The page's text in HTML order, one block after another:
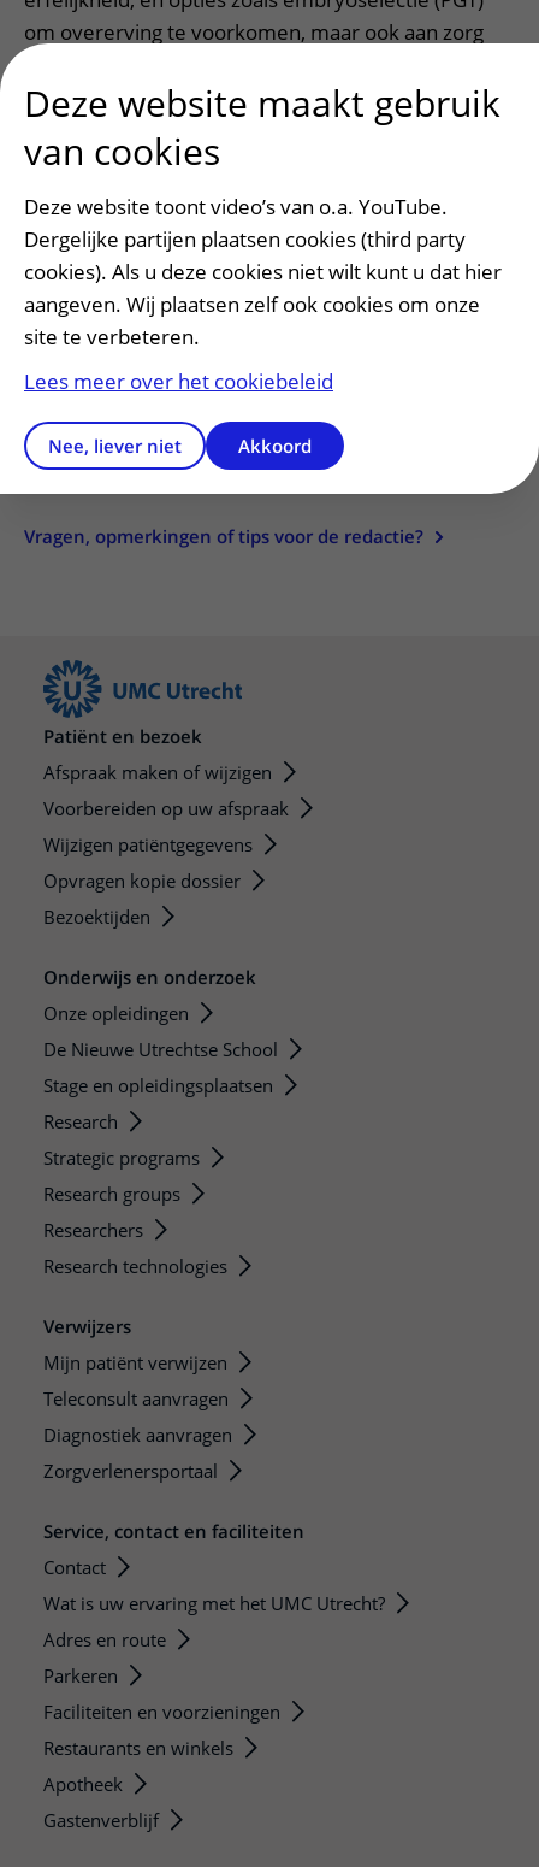
om overerving te voorkomen, maar ook aan zorg
thema's die Margriet specifiek onderzocht bij
patiënten met cystenieren (ADPKD). Het tijdig en
persoonlijk informeren door expertiseteams op dit
gebied, waarin nefrologen, gynaecologen, klinisch
genetici en kindernefrologen samenwerken, helpt
patiënten en hun partners om weloverwogen
beslissingen te nemen
Het expertisecentrum voor erfelijke een
aangeboren nier- en urinewegaandoeningen
nierziekte en hun partners de best mogelijke
begeleiding te bieden bij hun kinderwens.
Vragen, opmerkingen of tips voor de redactie?
Patiënt en bezoek
Afspraak maken of wijzigen
Voorbereiden op uw afspraak
Wijzigen patiëntgegevens
Opvragen kopie dossier
Bezoektijden
Onderwijs en onderzoek
Onze opleidingen
De Nieuwe Utrechtse School
Stage en opleidingsplaatsen
Research
Strategic programs
Research groups
Researchers
Research technologies
Verwijzers
Mijn patiënt verwijzen
Teleconsult aanvragen
Diagnostiek aanvragen
Zorgverlenersportaal
Service, contact en faciliteiten
Contact
Wat is uw ervaring met het UMC Utrecht?
Adres en route
Parkeren
Faciliteiten en voorzieningen
Restaurants en winkels
Apotheek
Gastenverblijf
Deze website maakt gebruik
van cookies
Deze website toont video’s van o.a. YouTube.
Dergelijke partijen plaatsen cookies (third party
cookies). Als u deze cookies niet wilt kunt u dat hier
aangeven. Wij plaatsen zelf ook cookies om onze
site te verbeteren.
Lees meer over het cookiebeleid
Nee, liever niet Akkoord